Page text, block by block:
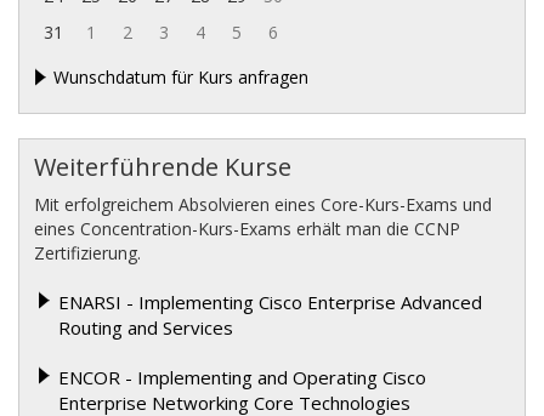
31
1 2 3 4 5
6
Wunschdatum für Kurs anfragen
Weiterführende Kurse
Mit erfolgreichem Absolvieren eines Core-Kurs-Exams und
eines Concentration-Kurs-Exams erhält man die CCNP
Zertifizierung.
ENARSI - Implementing Cisco Enterprise Advanced
Routing and Services
ENCOR - Implementing and Operating Cisco
Enterprise Networking Core Technologies